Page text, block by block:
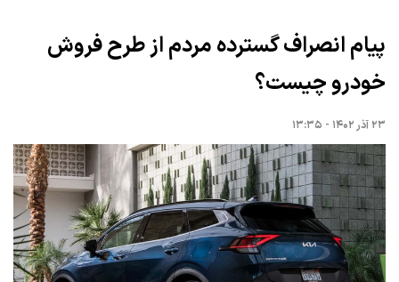
پیام انصراف گسترده مردم از طرح فروش
خودرو چیست؟
۲۳ آذر ۱۴۰۲ - ۱۳:۳۵